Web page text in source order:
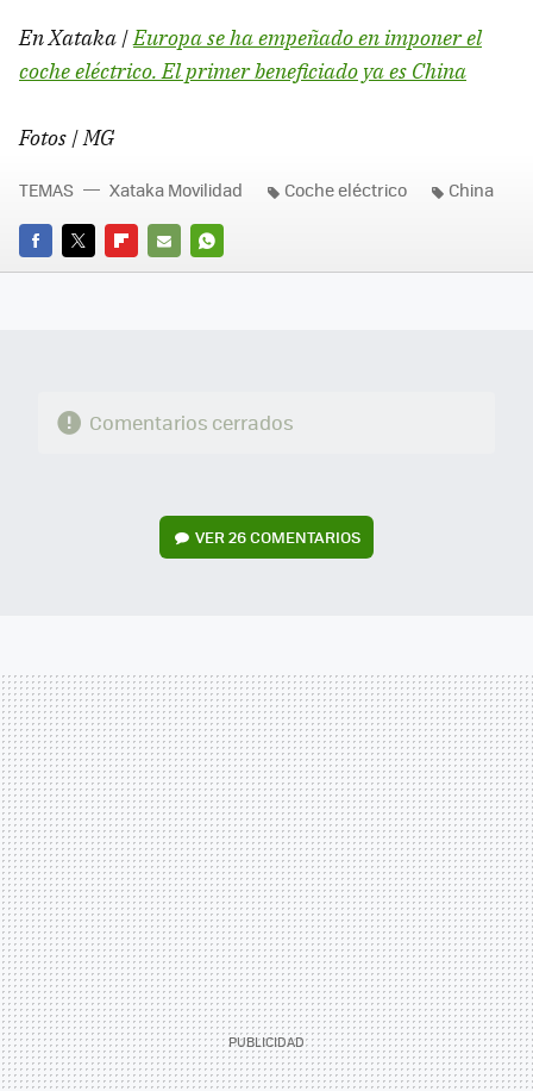
En Xataka |Europa se ha empeñado en imponer el
coche eléctrico. El primer beneficiado ya es China
Fotos | MG
FACEBOOK
TWITTERFLIPBOARD
E-
WHATSAPP
TEMAS Xataka Movilidad Coche eléctrico China
Comentarios cerrados
VER26 COMENTARIOS